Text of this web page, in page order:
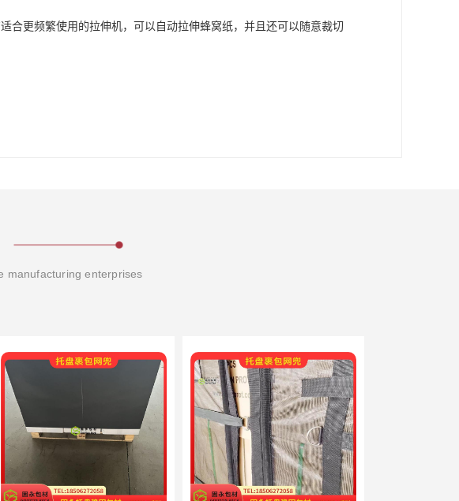
合更频繁使用的拉伸机，可以自动拉伸蜂窝纸，并且还可以随意裁切
manufacturing enterprises